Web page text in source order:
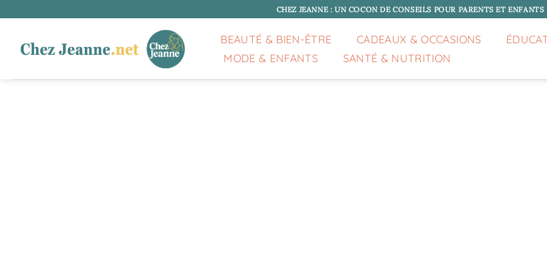
au
CHEZ JEANNE : UN COCON DE CONSEILS POUR PARENTS ET ENFANTS
BEAUTÉ & BIEN-ÊTRE CADEAUX & OCCASIONS
MODE & ENFANTS
SANTÉ & NUTRITION